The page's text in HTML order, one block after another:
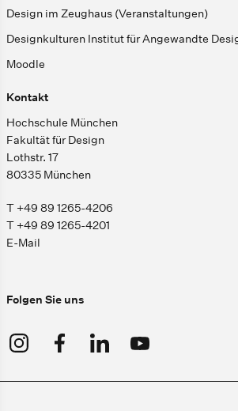
Design im Zeughaus (Veranstaltungen)
Designkulturen Institut für Angewandte
Moodle
Kontakt
Hochschule München
Fakultät für Design
Lothstr. 17
80335 München
T +49 89 1265-4206
T +49 89 1265-4201
E-Mail
Folgen Sie uns